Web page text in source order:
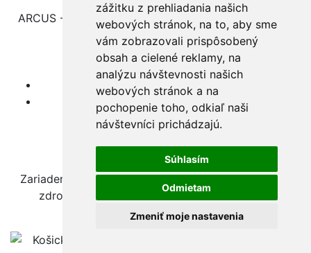
zážitku z prehliadania našich
webových stránok, na to, aby sme
vám zobrazovali prispôsobený
obsah a cielené reklamy, na
analýzu návštevnosti našich
webových stránok a na
pochopenie toho, odkiaľ naši
návštevníci prichádzajú.
Súhlasím
Odmietam
Zmeniť moje nastavenia
ARCUS - Špecializované zariadenie a zariadenie pre
seniorov
Skladná č.4, 040 01 Košice
(055) 7292 491
sekretariat@arcuskosice.sk
Nájdete nás na sieti:Facebook
webex.digital
Zariadenie a jeho rozvoj sú podporované verejnými
zdrojmi a programami regionálneho rozvoja.